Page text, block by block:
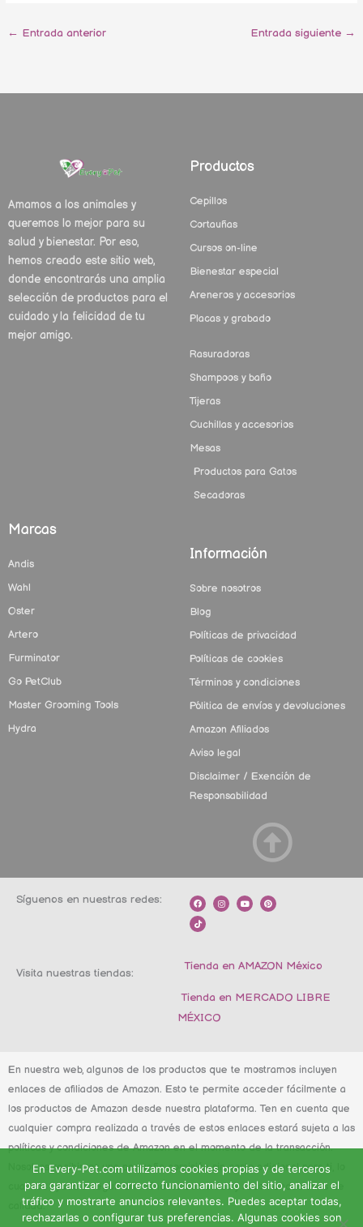
← Entrada anterior Entrada siguiente →
Amamos a los animales y
queremos lo mejor para su
salud y bienestar. Por eso,
hemos creado este sitio web,
donde encontrarás una amplia
selección de productos para el
cuidado y la felicidad de tu
mejor amigo.
Productos
Cepillos
Cortauñas
Cursos on-line
Bienestar especial
Areneros y accesorios
Placas y grabado
Rasuradoras
Shampoos y baño
Tijeras
Cuchillas y accesorios
Mesas
Productos para Gatos
Secadoras
Marcas
Andis
Wahl
Oster
Artero
Furminator
Go PetClub
Master Grooming Tools
Hydra
Información
Sobre nosotros
Blog
Políticas de privacidad
Políticas de cookies
Términos y condiciones
Pólitica de envíos y devoluciones
Amazon Afiliados
Aviso legal
Disclaimer / Exención de
Responsabilidad
Síguenos en nuestras redes:
F
a
c
e
b
I
n
s
m
Y
o
u
P
i
n
t
T
i
k
t
o
Visita nuestras tiendas:
Tienda en AMAZON México
Tienda en MERCADO LIBRE
MÉXICO
En nuestra web, algunos de los productos que te mostramos incluyen
enlaces de afiliados de Amazon. Esto te permite acceder fácilmente a
los productos de Amazon desde nuestra plataforma. Ten en cuenta que
cualquier compra realizada a través de estos enlaces estará sujeta a las
políticas y condiciones de Amazon en el momento de la transacción.
Nosotros recibimos una pequeña comisión sin costo adicional para ti, lo
cual nos ayuda a seguir brindándote contenido y recomendaciones de
calidad.
En Every-Pet.com utilizamos cookies propias y de terceros
para garantizar el correcto funcionamiento del sitio, analizar el
tráfico y mostrarte anuncios relevantes. Puedes aceptar todas,
rechazarlas o configurar tus preferencias. Algunas cookies son